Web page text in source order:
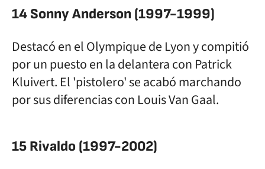
14 Sonny Anderson (1997-1999)
Destacó en el Olympique de Lyon y compitió
por un puesto en la delantera con Patrick
Kluivert. El 'pistolero' se acabó marchando
por sus diferencias con Louis Van Gaal.
15 Rivaldo (1997-2002)